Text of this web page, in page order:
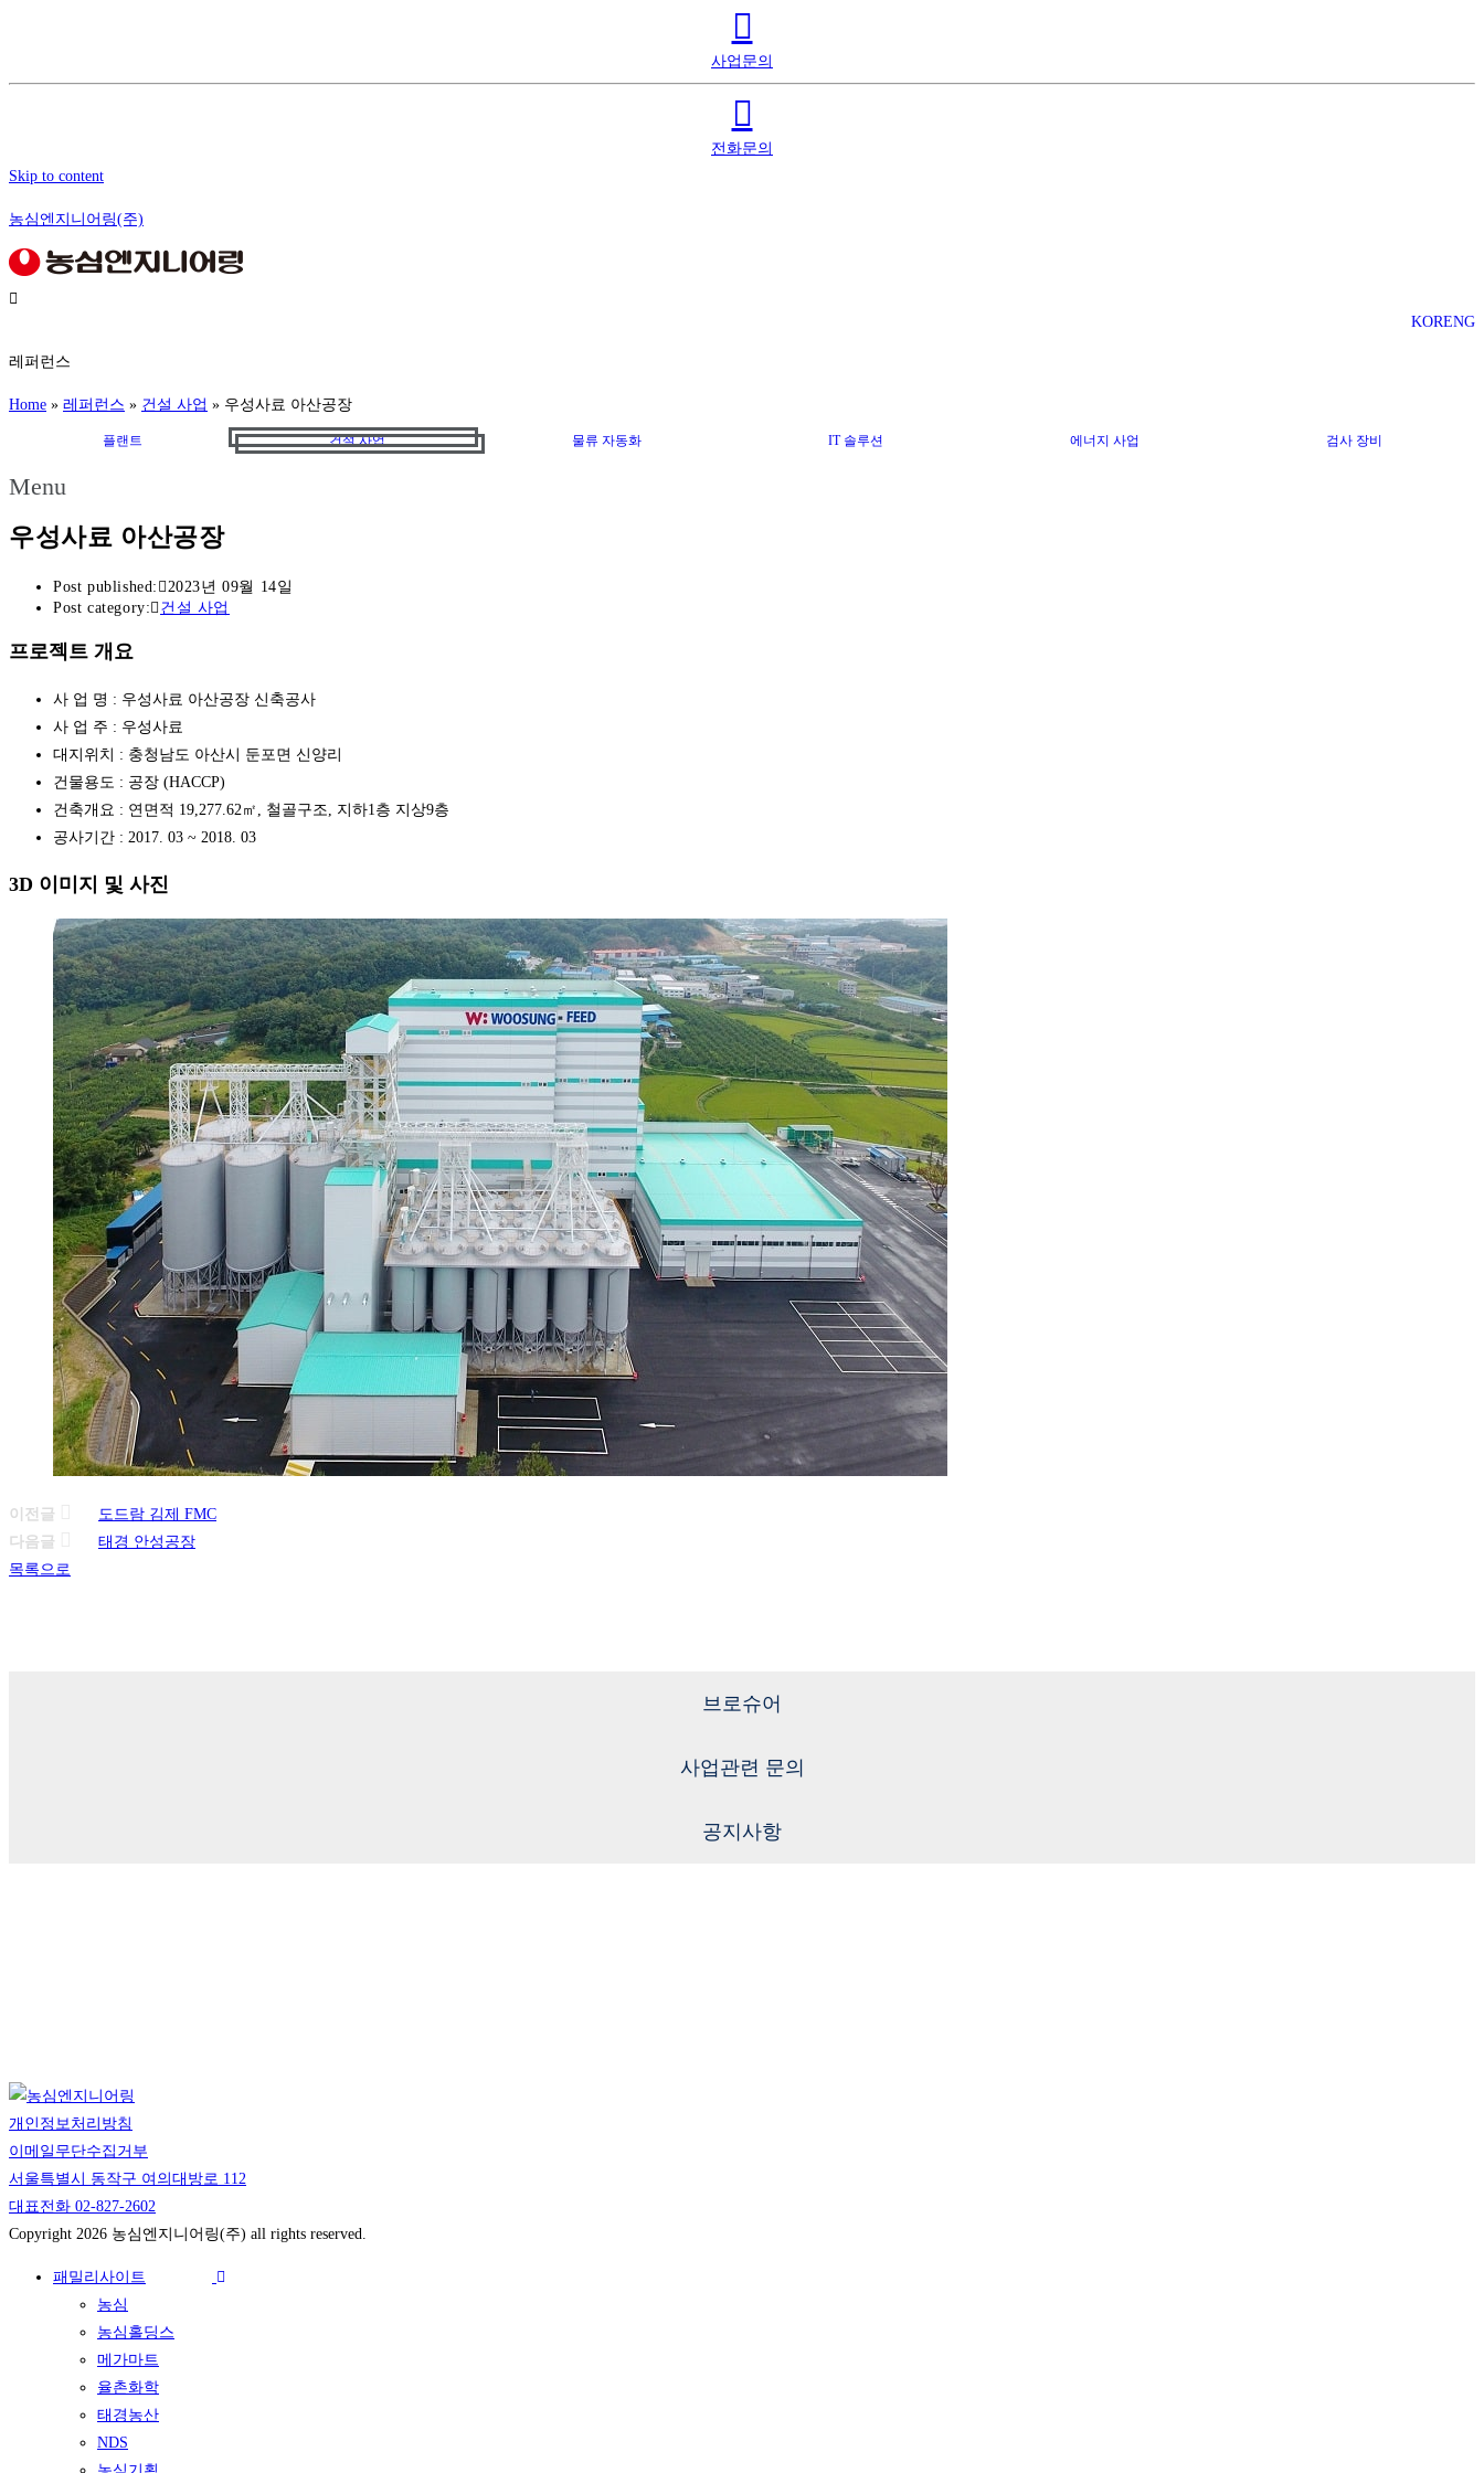
사업문의
전화문의
Skip to content
농심엔지니어링(주)
KORENG
레퍼런스
Home » 레퍼런스 » 건설 사업 » 우성사료 아산공장
플랜트 건설 사업 물류 자동화 IT 솔루션 에너지 사업 검사 장비
Menu
우성사료 아산공장
Post published:
2023년 09월 14일
Post category:
건설 사업
프로젝트 개요
사 업 명 : 우성사료 아산공장 신축공사
사 업 주 : 우성사료
대지위치 : 충청남도 아산시 둔포면 신양리
건물용도 : 공장 (HACCP)
건축개요 : 연면적 19,277.62㎡, 철골구조, 지하1층 지상9층
공사기간 : 2017. 03 ~ 2018. 03
3D 이미지 및 사진
이전글
도드람 김제 FMC
다음글
태경 안성공장
목록으로
브로슈어
사업관련 문의
공지사항
개인정보처리방침
이메일무단수집거부
서울특별시 동작구 여의대방로 112
대표전화 02-827-2602
Copyright 2026 농심엔지니어링(주) all rights reserved.
패밀리사이트
농심
농심홀딩스
메가마트
율촌화학
태경농산
NDS